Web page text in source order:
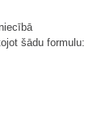
šādu formulu: